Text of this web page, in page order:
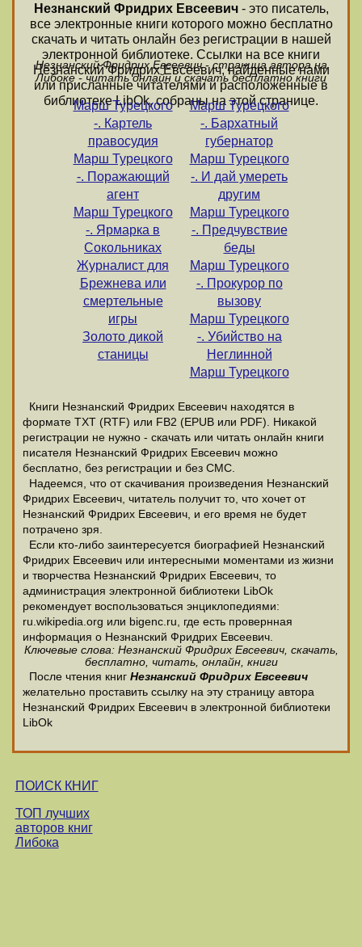
Незнанский Фридрих Евсеевич- это писатель,
все электронные книги которого можно бесплатно
скачать и читать онлайн без регистрации в нашей
электронной библиотеке. Ссылки на все книги
Незнанский Фридрих Евсеевич, найденные нами
или присланные читателями и расположенные в
библиотеке LibOk, собраны на этой странице.
Незнанский Фридрих Евсеевич - страница автора на
Либоке - читать онлайн и скачать бесплатно книги
Марш Турецкого
-. Картель
правосудия
Марш Турецкого
-. Поражающий
агент
Марш Турецкого
-. Ярмарка в
Сокольниках
Журналист для
Брежнева или
смертельные
игры
Золото дикой
станицы
Марш Турецкого
-. Бархатный
губернатор
Марш Турецкого
-. И дай умереть
другим
Марш Турецкого
-. Предчувствие
беды
Марш Турецкого
-. Прокурор по
вызову
Марш Турецкого
-. Убийство на
Неглинной
Марш Турецкого
Книги Незнанский Фридрих Евсеевич находятся в
формате ТХТ (RTF) или FB2 (EPUB или PDF). Никакой
регистрации не нужно - скачать или читать онлайн книги
писателя Незнанский Фридрих Евсеевич можно
бесплатно, без регистрации и без СМС.
Надеемся, что от скачивания произведения Незнанский
Фридрих Евсеевич, читатель получит то, что хочет от
Незнанский Фридрих Евсеевич, и его время не будет
потрачено зря.
Если кто-либо заинтересуется биографией Незнанский
Фридрих Евсеевич или интересными моментами из жизни
и творчества Незнанский Фридрих Евсеевич, то
администрация электронной библиотеки LibOk
рекомендует воспользоваться энциклопедиями:
ru.wikipedia.org или bigenc.ru, где есть провернная
информация о Незнанский Фридрих Евсеевич.
Ключевые слова: Незнанский Фридрих Евсеевич, скачать,
бесплатно, читать, онлайн, книги
После чтения книг Незнанский Фридрих Евсеевич
желательно проставить ссылку на эту страницу автора
Незнанский Фридрих Евсеевич в электронной библиотеки
LibOk
ПОИСК КНИГ
ТОП лучших
авторов книг
Либока